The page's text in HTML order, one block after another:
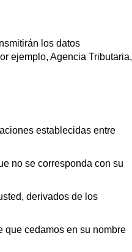
los datos
ejemplo, Agencia Tributaria,
establecidas entre
no se corresponda con su
derivados de los
que cedamos en su nombre